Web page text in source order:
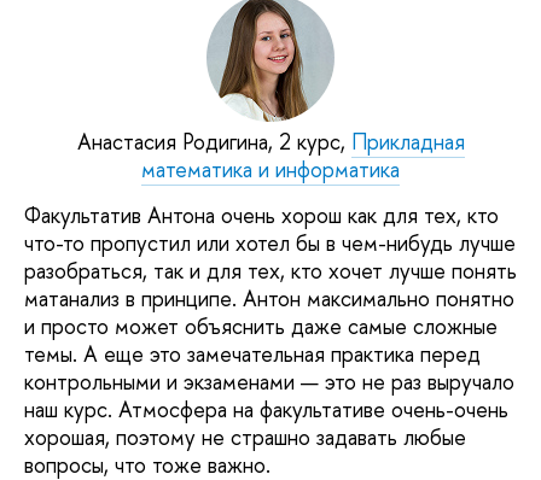
Анастасия Родигина, 2 курс, Прикладная
математика и информатика
Факультатив Антона очень хорош как для тех, кто
что-то пропустил или хотел бы в чем-нибудь лучше
разобраться, так и для тех, кто хочет лучше понять
матанализ в принципе. Антон максимально понятно
и просто может объяснить даже самые сложные
темы. А еще это замечательная практика перед
контрольными и экзаменами — это не раз выручало
наш курс. Атмосфера на факультативе очень-очень
хорошая, поэтому не страшно задавать любые
вопросы, что тоже важно.